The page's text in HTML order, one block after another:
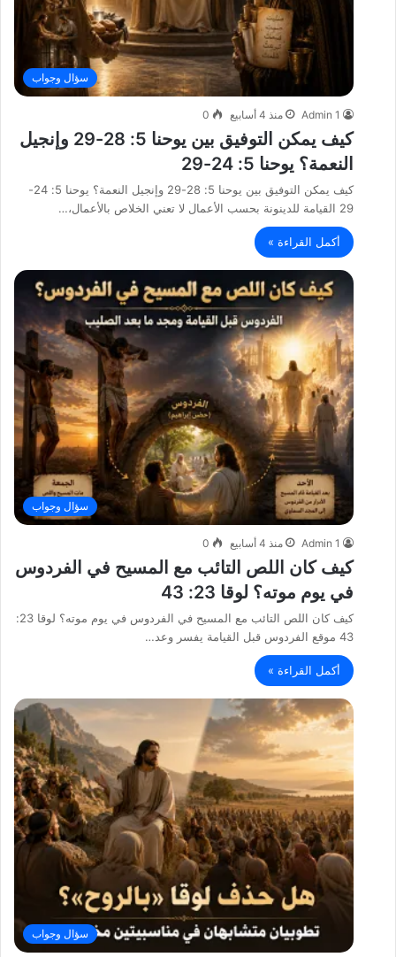
سؤال وجواب
Admin 1 منذ 4 أسابيع 0
كيف يمكن التوفيق بين يوحنا 5: 28-29 وإنجيل
النعمة؟ يوحنا 5: 24-29
كيف يمكن التوفيق بين يوحنا 5: 28-29 وإنجيل النعمة؟ يوحنا 5: 24-
29 القيامة للدينونة بحسب الأعمال لا تعني الخلاص بالأعمال،…
أكمل القراءة »
سؤال وجواب
Admin 1 منذ 4 أسابيع 0
كيف كان اللص التائب مع المسيح في الفردوس
في يوم موته؟ لوقا 23: 43
كيف كان اللص التائب مع المسيح في الفردوس في يوم موته؟ لوقا 23:
43 موقع الفردوس قبل القيامة يفسر وعد…
أكمل القراءة »
سؤال وجواب